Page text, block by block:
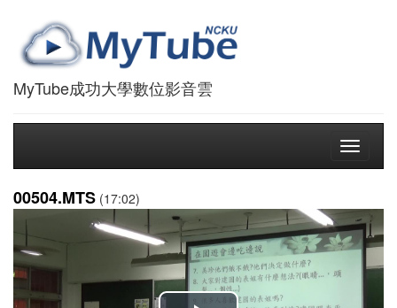
MyTube成功大學數位影音雲
Toggle
00504.MTS (17:02)